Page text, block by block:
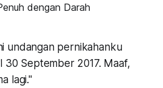
undangan pernikahanku
30 September 2017. Maaf,
lagi."